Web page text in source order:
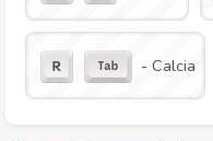
- Calcia